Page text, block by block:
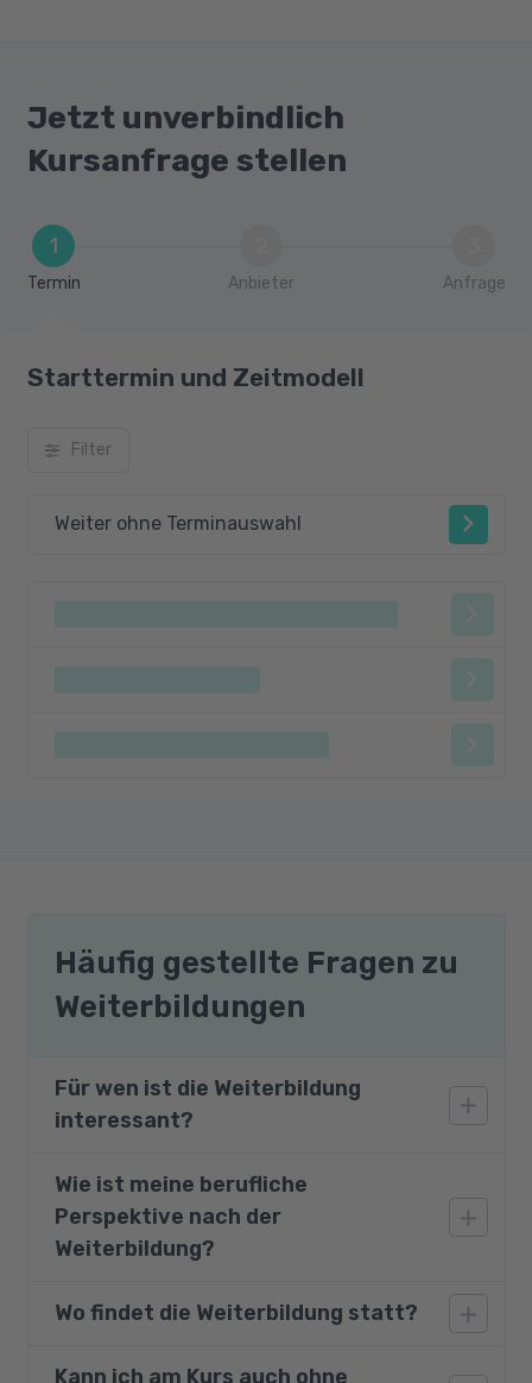
Jetzt unverbindlich
Kursanfrage stellen
1
Termin Anbieter Anfrage
Starttermin und Zeitmodell
Filter
Weiter ohne Terminauswahl
Häufig gestellte Fragen zu
Weiterbildungen
Für wen ist die Weiterbildung
interessant?
Das Bildungsangebot richtet sich an Fach-
und Führungskräfte mit Interesse am
Betrieblichen Gesundheitsmanagement.
Personalverantwortliche, verantwortliche
Qualitätsbeauftragte, Betriebsratsmitglieder
Wie ist meine berufliche
Perspektive nach der
Weiterbildung?
Nach dieser Qualifizierung können Sie in
Gesundheitsmanagementsysteme planen,
Wo findet die Weiterbildung statt?
Die Teilnahme ist an einem unserer
Kann ich am Kurs auch ohne